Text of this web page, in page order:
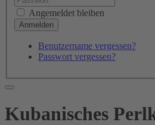
Angemeldet bleiben
Benutzername vergessen?
Passwort vergessen?
Kubanisches